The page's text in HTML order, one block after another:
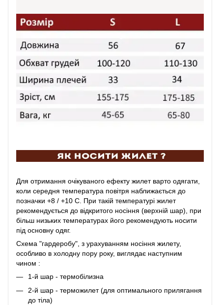
Для отримання очікуваного ефекту жилет варто одягати,
коли середня температура повітря наближається до
позначки +8 / +10 С. При такій температурі жилет
рекомендується до відкритого носіння (верхній шар), при
більш низьких температурах його рекомендують носити
під основну одяг.
Схема "гардеробу", з урахуванням носіння жилету,
особливо в холодну пору року, виглядає наступним
чином :
1-й шар - термобілизна
2-й шар - терможилет (для оптимального прилягання
до тіла)